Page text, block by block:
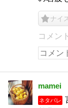
ナイ
コメン
mamei
ネタバレ